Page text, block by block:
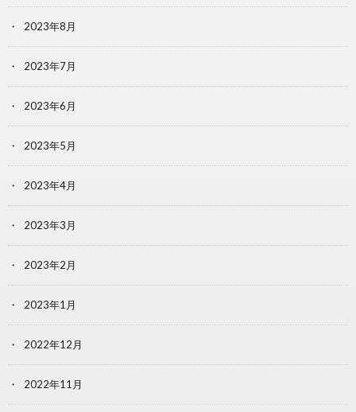
2023年8月
2023年7月
2023年6月
2023年5月
2023年4月
2023年3月
2023年2月
2023年1月
2022年12月
2022年11月